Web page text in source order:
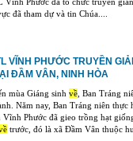
đã tham dự và tin Chúa....
VĨNH PHƯỚC TRUYỀN
ĐẦM VÂN, NINH HÒA
mùa Giáng sinh về , Ban Tráng
Năm nay, Ban Tráng niên
Vĩnh Phước đã gieo trồng hạt
trước, đó là xã Đầm Vân thuộc